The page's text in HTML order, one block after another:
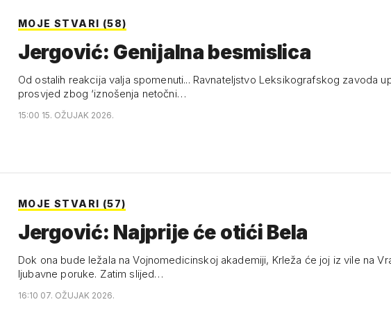
MOJE STVARI (58)
Jergović: Genijalna besmislica
Od ostalih reakcija valja spomenuti... Ravnateljstvo Leksikografskog zavoda
prosvjed zbog ‘iznošenja netočni…
15:00 15. OŽUJAK 2026.
MOJE STVARI (57)
Jergović: Najprije će otići Bela
Dok ona bude ležala na Vojnomedicinskoj akademiji, Krleža će joj iz vile na
ljubavne poruke. Zatim slijed…
16:10 07. OŽUJAK 2026.